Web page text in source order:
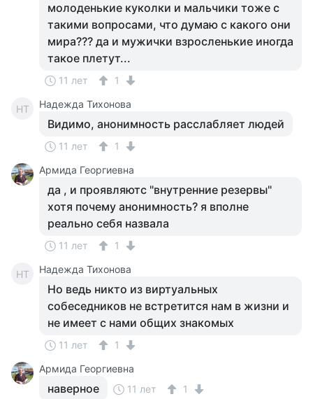
молоденькие куколки и мальчики тоже с
такими вопросами, что думаю с какого они
мира??? да и мужички взросленькие иногда
такое плетут...
11 лет 1
НТ Надежда Тихонова
Видимо, анонимность расслабляет людей
11 лет
1
Армида Георгиевна
да , и проявляютс "внутренние резервы"
хотя почему анонимность? я вполне
реально себя назвала
11 лет 1
НТ Надежда Тихонова
Но ведь никто из виртуальных
собеседников не встретится нам в жизни и
не имеет с нами общих знакомых
11 лет
1
Армида Георгиевна
наверное 11 лет 1